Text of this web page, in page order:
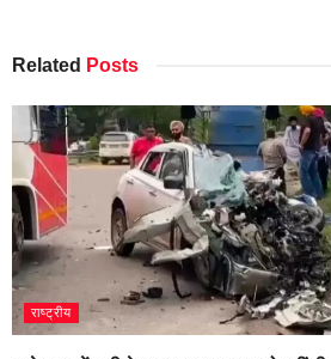
Related Posts
राष्ट्रीय